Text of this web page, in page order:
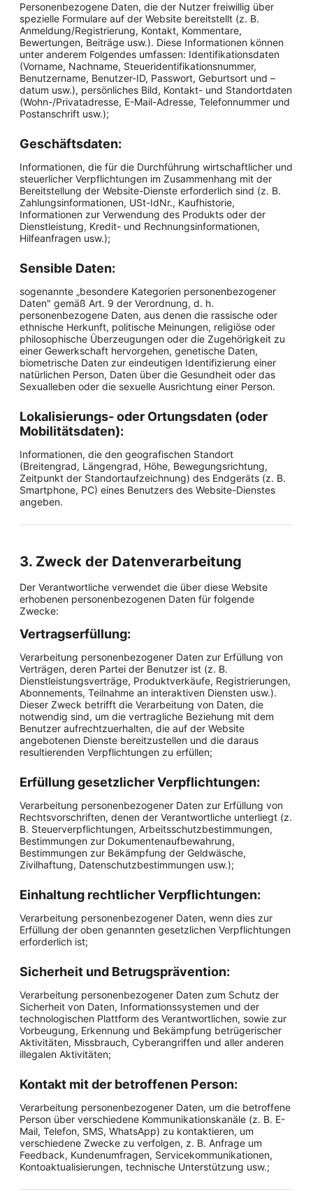
Personenbezogene Daten, die der Nutzer freiwillig über
spezielle Formulare auf der Website bereitstellt (z. B.
Anmeldung/Registrierung, Kontakt, Kommentare,
Bewertungen, Beiträge usw.). Diese Informationen können
unter anderem Folgendes umfassen: Identifikationsdaten
(Vorname, Nachname, Steueridentifikationsnummer,
Benutzername, Benutzer-ID, Passwort, Geburtsort und –
datum usw.), persönliches Bild, Kontakt- und Standortdaten
(Wohn-/Privatadresse, E-Mail-Adresse, Telefonnummer und
Postanschrift usw.);
Geschäftsdaten:
Informationen, die für die Durchführung wirtschaftlicher und
steuerlicher Verpflichtungen im Zusammenhang mit der
Bereitstellung der Website-Dienste erforderlich sind (z. B.
Zahlungsinformationen, USt-IdNr., Kaufhistorie,
Informationen zur Verwendung des Produkts oder der
Dienstleistung, Kredit- und Rechnungsinformationen,
Hilfeanfragen usw.);
Sensible Daten:
sogenannte „besondere Kategorien personenbezogener
Daten" gemäß Art. 9 der Verordnung, d. h.
personenbezogene Daten, aus denen die rassische oder
ethnische Herkunft, politische Meinungen, religiöse oder
philosophische Überzeugungen oder die Zugehörigkeit zu
einer Gewerkschaft hervorgehen, genetische Daten,
biometrische Daten zur eindeutigen Identifizierung einer
natürlichen Person, Daten über die Gesundheit oder das
Sexualleben oder die sexuelle Ausrichtung einer Person.
Lokalisierungs- oder Ortungsdaten (oder
Mobilitätsdaten):
Informationen, die den geografischen Standort
(Breitengrad, Längengrad, Höhe, Bewegungsrichtung,
Zeitpunkt der Standortaufzeichnung) des Endgeräts (z. B.
Smartphone, PC) eines Benutzers des Website-Dienstes
angeben.
3. Zweck der Datenverarbeitung
Der Verantwortliche verwendet die über diese Website
erhobenen personenbezogenen Daten für folgende
Zwecke:
Vertragserfüllung:
Verarbeitung personenbezogener Daten zur Erfüllung von
Verträgen, deren Partei der Benutzer ist (z. B.
Dienstleistungsverträge, Produktverkäufe, Registrierungen,
Abonnements, Teilnahme an interaktiven Diensten usw.).
Dieser Zweck betrifft die Verarbeitung von Daten, die
notwendig sind, um die vertragliche Beziehung mit dem
Benutzer aufrechtzuerhalten, die auf der Website
angebotenen Dienste bereitzustellen und die daraus
resultierenden Verpflichtungen zu erfüllen;
Erfüllung gesetzlicher Verpflichtungen:
Verarbeitung personenbezogener Daten zur Erfüllung von
Rechtsvorschriften, denen der Verantwortliche unterliegt (z.
B. Steuerverpflichtungen, Arbeitsschutzbestimmungen,
Bestimmungen zur Dokumentenaufbewahrung,
Bestimmungen zur Bekämpfung der Geldwäsche,
Zivilhaftung, Datenschutzbestimmungen usw.);
Einhaltung rechtlicher Verpflichtungen:
Verarbeitung personenbezogener Daten, wenn dies zur
Erfüllung der oben genannten gesetzlichen Verpflichtungen
erforderlich ist;
Sicherheit und Betrugsprävention:
Verarbeitung personenbezogener Daten zum Schutz der
Sicherheit von Daten, Informationssystemen und der
technologischen Plattform des Verantwortlichen, sowie zur
Vorbeugung, Erkennung und Bekämpfung betrügerischer
Aktivitäten, Missbrauch, Cyberangriffen und aller anderen
illegalen Aktivitäten;
Kontakt mit der betroffenen Person:
Verarbeitung personenbezogener Daten, um die betroffene
Person über verschiedene Kommunikationskanäle (z. B. E-
Mail, Telefon, SMS, WhatsApp) zu kontaktieren, um
verschiedene Zwecke zu verfolgen, z. B. Anfrage um
Feedback, Kundenumfragen, Servicekommunikationen,
Kontoaktualisierungen, technische Unterstützung usw.;